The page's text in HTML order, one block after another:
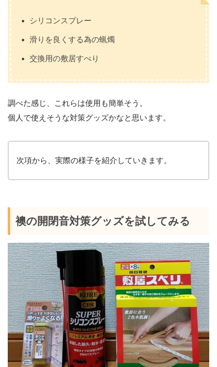
シリコンスプレー
滑りを良くする為の蝋燭
交換用の敷居すべり
調べた感じ、これらは使用も簡単そう。
個人で使えそうな対策グッズかなと思います。
次項から、実際の様子を紹介していきます。
襖の開閉音対策グッズを試してみる